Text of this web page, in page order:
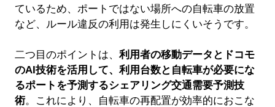
ているため、ポートではない場所への自転車の放置
など、ルール違反の利用は発生しにくいそうです。
二つ目のポイントは、 利用者の移動データとドコモ
のAI技術を活用して、利用台数と自転車が必要にな
るポートを予測するシェアリング交通需要予測技
術。これにより、自転車の再配置が効率的におこな